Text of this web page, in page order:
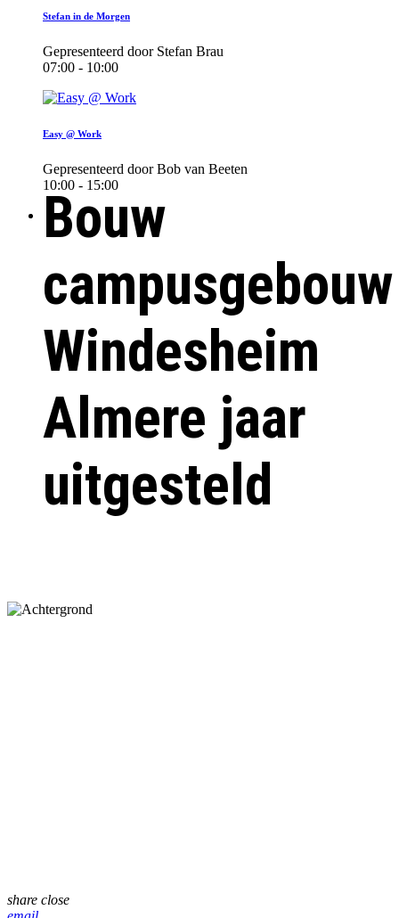
Stefan in de Morgen
Gepresenteerd door Stefan Brau
07:00 - 10:00
Easy @ Work
Gepresenteerd door Bob van Beeten
10:00 - 15:00
Bouw
campusgebouw
Windesheim
Almere jaar
uitgesteld
share close